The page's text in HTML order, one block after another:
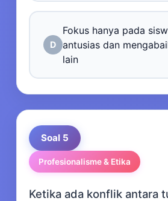
D
Fokus hanya pada
antusias dan
lain
Soal 5
Profesionalisme & Etika
Ketika ada konflik antara